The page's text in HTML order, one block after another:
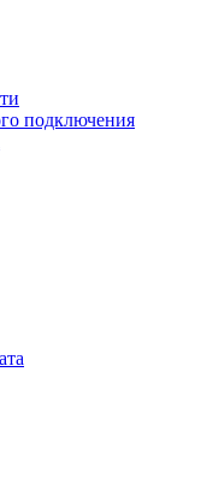
подключения